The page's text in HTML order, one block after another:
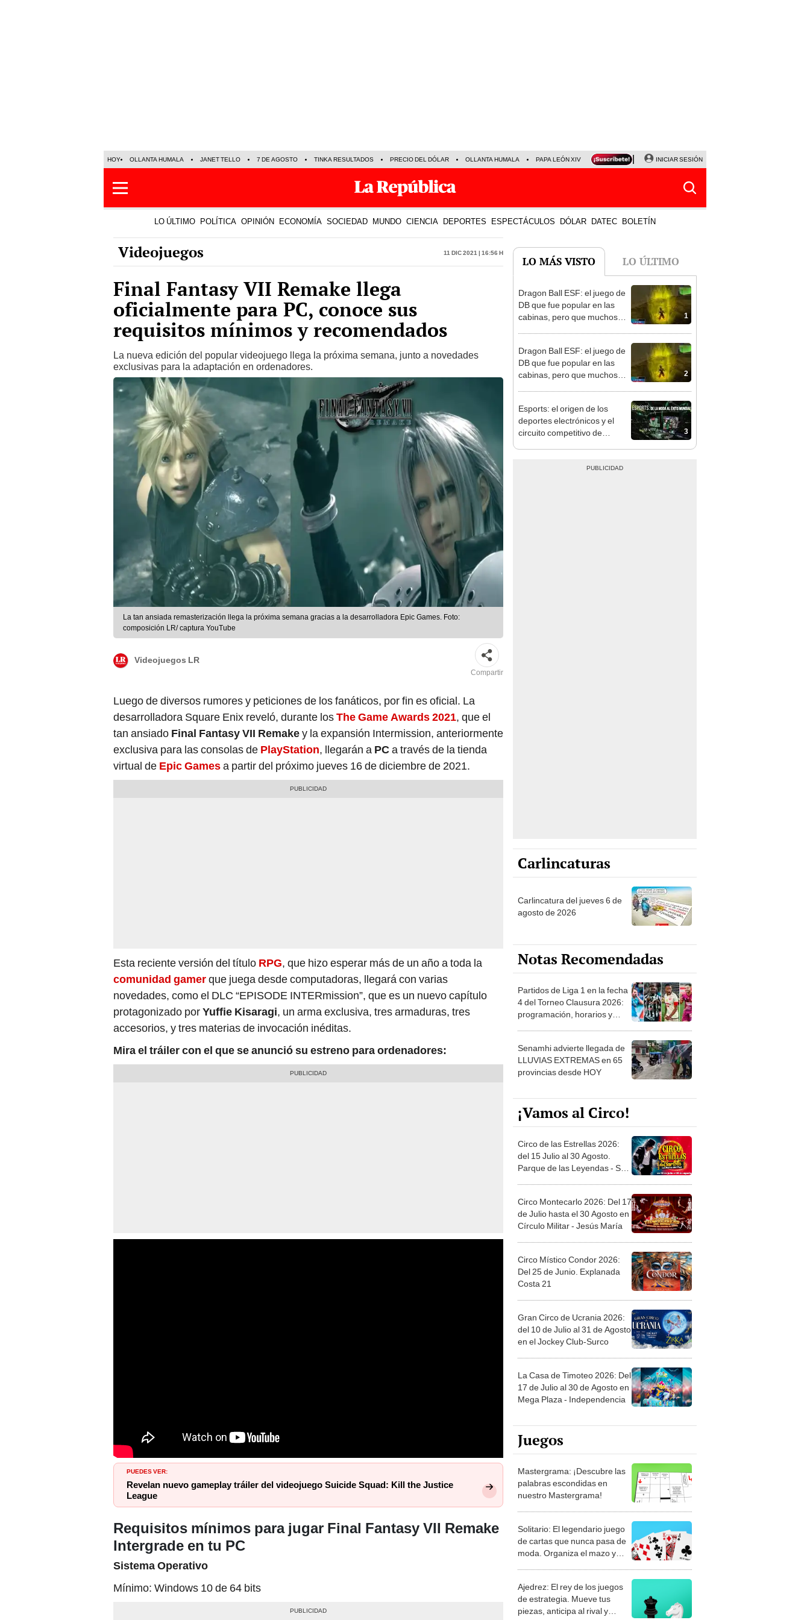
HOY OLLANTA HUMALA JANET TELLO 7 DE AGOSTO TINKA RESULTADOS PRECIO DEL DÓLAR OLLANTA HUMALA PAPA LEÓN XIV NALDY SALDAÑA LA BELLA LUZ
INICIAR SESIÓN
LO ÚLTIMO POLÍTICA OPINIÓN ECONOMÍA SOCIEDAD MUNDO CIENCIA DEPORTES ESPECTÁCULOS DÓLAR DATEC BOLETÍN
Videojuegos 11 Dic 2021 | 16:56 h
Final Fantasy VII Remake llega
oficialmente para PC, conoce sus
requisitos mínimos y recomendados
La nueva edición del popular videojuego llega la próxima semana, junto a novedades
exclusivas para la adaptación en ordenadores.
La tan ansiada remasterización llega la próxima semana gracias a la desarrolladora Epic Games. Foto:
composición LR/ captura YouTube
Videojuegos LR
Compartir
Luego de diversos rumores y peticiones de los fanáticos, por fin es oficial. La
desarrolladora Square Enix reveló, durante losThe Game Awards 2021, que el
tan ansiado Final Fantasy VII Remakey la expansión Intermission, anteriormente
exclusiva para las consolas de PlayStation, llegarán a PCa través de la tienda
virtual de Epic Gamesa partir del próximo jueves 16 de diciembre de 2021.
Esta reciente versión del título RPG, que hizo esperar más de un año a toda la
comunidad gamerque juega desde computadoras, llegará con varias
novedades, como el DLC “EPISODE INTERmission”, que es un nuevo capítulo
protagonizado porYuffie Kisaragi, un arma exclusiva, tres armaduras, tres
accesorios, y tres materias de invocación inéditas.
Mira el tráiler con el que se anunció su estreno para ordenadores:
PUEDES VER:
Revelan nuevo gameplay tráiler del videojuego Suicide Squad: Kill the Justice
League
Requisitos mínimos para jugar Final Fantasy VII Remake
Intergrade en tu PC
Sistema Operativo
Mínimo: Windows 10 de 64 bits
LO MÁS VISTO LO ÚLTIMO
1
Dragon Ball ESF: el juego de
DB que fue popular en las
cabinas, pero que muchos
2
Dragon Ball ESF: el juego de
DB que fue popular en las
cabinas, pero que muchos
3
Esports: el origen de los
deportes electrónicos y el
circuito competitivo de
Carlincaturas
Carlincatura del jueves 6 de
agosto de 2026
Notas Recomendadas
Partidos de Liga 1 en la fecha
4 del Torneo Clausura 2026:
programación, horarios y
Senamhi advierte llegada de
LLUVIAS EXTREMAS en 65
provincias desde HOY
¡Vamos al Circo!
Circo de las Estrellas 2026:
del 15 Julio al 30 Agosto.
Parque de las Leyendas - San
Circo Montecarlo 2026: Del 17
de Julio hasta el 30 Agosto en
Círculo Militar - Jesús María
Circo Místico Condor 2026:
Del 25 de Junio. Explanada
Costa 21
Gran Circo de Ucrania 2026:
del 10 de Julio al 31 de Agosto
en el Jockey Club-Surco
La Casa de Timoteo 2026: Del
17 de Julio al 30 de Agosto en
Mega Plaza - Independencia
Juegos
Mastergrama: ¡Descubre las
palabras escondidas en
nuestro Mastergrama!
Solitario: El legendario juego
de cartas que nunca pasa de
moda. Organiza el mazo y
Ajedrez: El rey de los juegos
de estrategia. Mueve tus
piezas, anticipa al rival y